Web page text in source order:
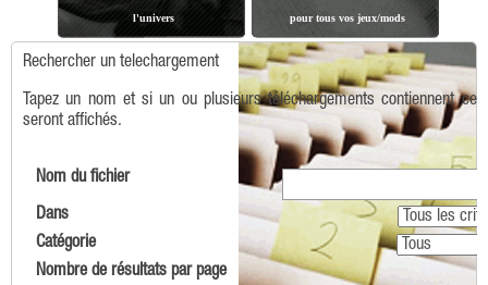
l'univers pour tous vos jeux/mods
Rechercher un telechargement
Tapez un nom et si un ou plusieurs téléchargements contiennent ce
seront affichés.
Nom du fichier
Dans
Catégorie
Nombre de résultats par page